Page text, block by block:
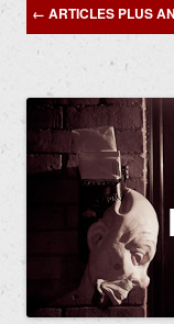
Navigation
← ARTICLES PLUS